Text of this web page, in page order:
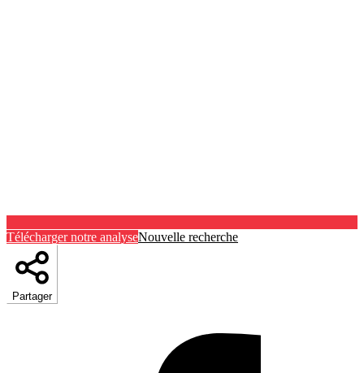
Télécharger notre analyseNouvelle recherche
Partager